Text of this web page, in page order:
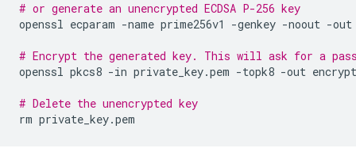
# or generate an unencrypted ECDSA P-256 key
openssl ecparam -name prime256v1 -genkey -noout -out
# Encrypt the generated key. This will ask for a
openssl pkcs8 -in private_key.pem -topk8 -out
# Delete the unencrypted key
rm